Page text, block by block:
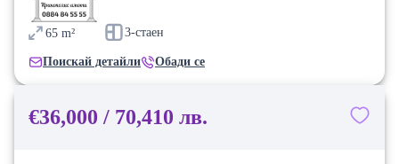
65 m² 3-стаен
Поискай детайли Обади се
€36,000 / 70,410 лв.